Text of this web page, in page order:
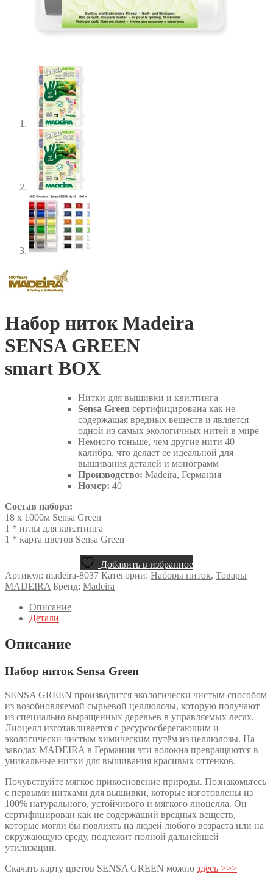
Набор ниток Madeira
SENSA GREEN
smart BOX
Нитки для вышивки и квилтинга
Sensa Green сертифицирована как не
содержащая вредных веществ и является
одной из самых экологичных нитей в мире
Немного тоньше, чем другие нити 40
калибра, что делает ее идеальной для
вышивания деталей и монограмм
Производство: Madeira, Германия
Номер: 40
Состав набора:
18 x 1000м Sensa Green
1 * иглы для квилтинга
1 * карта цветов Sensa Green
Добавить в избранное
Артикул: madeira-8037 Категории: Наборы ниток, Товары
MADEIRA Бренд: Madeira
Описание
Детали
Описание
Набор ниток Sensa Green
SENSA GREEN производится экологически чистым способом
из возобновляемой сырьевой целлюлозы, которую получают
из специально выращенных деревьев в управляемых лесах.
Лиоцелл изготавливается с ресурсосберегающим и
экологически чистым химическим путём из целлюлозы. На
заводах MADEIRA в Германии эти волокна превращаются в
уникальные нитки для вышивания красивых оттенков.
Почувствуйте мягкое прикосновение природы. Познакомьтесь
с первыми нитками для вышивки, которые изготовлены из
100% натурального, устойчивого и мягкого лиоцелла. Он
сертифицирован как не содержащий вредных веществ,
которые могли бы повлиять на людей любого возраста или на
окружающую среду, подлежит полной дальнейшей
утилизации.
Скачать карту цветов SENSA GREEN можно здесь >>>